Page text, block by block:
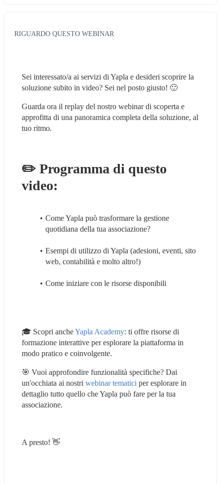
RIGUARDO QUESTO WEBINAR
Sei interessato/a ai servizi di Yapla e desideri scoprire la
soluzione subito in video? Sei nel posto giusto! 🙂
Guarda ora il replay del nostro webinar di scoperta e
approfitta di una panoramica completa della soluzione, al
tuo ritmo.
✏️ Programma di questo
video:
Come Yapla può trasformare la gestione
quotidiana della tua associazione?
Esempi di utilizzo di Yapla (adesioni, eventi, sito
web, contabilità e molto altro!)
Come iniziare con le risorse disponibili
🎓 Scopri anche Yapla Academy: ti offre risorse di
formazione interattive per esplorare la piattaforma in
modo pratico e coinvolgente.
🎯 Vuoi approfondire funzionalità specifiche? Dai
un'occhiata ai nostri webinar tematici per esplorare in
dettaglio tutto quello che Yapla può fare per la tua
associazione.
A presto! 👋